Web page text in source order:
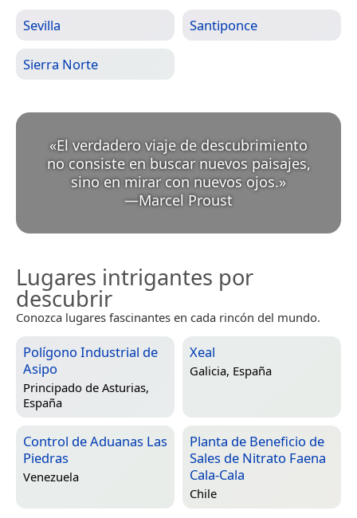
Sevilla Santiponce
Sierra Norte
«El verdadero viaje de descubrimiento
no consiste en buscar nuevos paisajes,
sino en mirar con nuevos ojos.
—Marcel Proust
Lugares intrigantes por
descubrir
Conozca lugares fascinantes en cada rincón del mundo.
Polígono Industrial de
Asipo
Principado de Asturias,
España
Xeal
Galicia, España
Control de Aduanas Las
Piedras
Venezuela
Planta de Beneficio de
Sales de Nitrato Faena
Cala-Cala
Chile